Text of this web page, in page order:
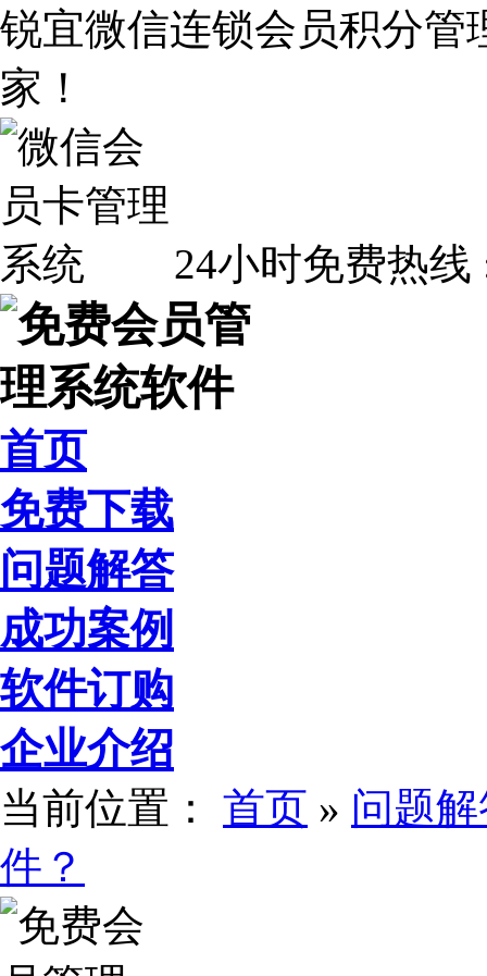
锐宜微信连锁会员积分管
家！
24小时免费热线
首页
免费下载
问题解答
成功案例
软件订购
企业介绍
当前位置： 首页 » 问题
件？